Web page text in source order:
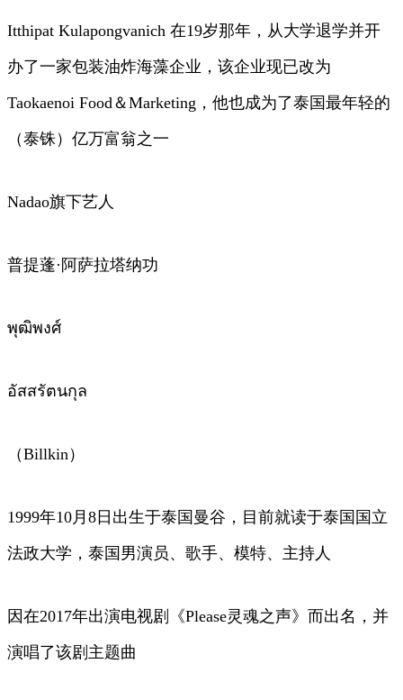
Itthipat Kulapongvanich 在19岁那年，从大学退学并开
办了一家包装油炸海藻企业，该企业现已改为
Taokaenoi Food＆Marketing，他也成为了泰国最年轻的
（泰铢）亿万富翁之一
Nadao旗下艺人
普提蓬·阿萨拉塔纳功
พุฒิพงศ์
อัสสรัตนกุล
（Billkin）
1999年10月8日出生于泰国曼谷，目前就读于泰国国立
法政大学，泰国男演员、歌手、模特、主持人
因在2017年出演电视剧《Please灵魂之声》而出名，并
演唱了该剧主题曲